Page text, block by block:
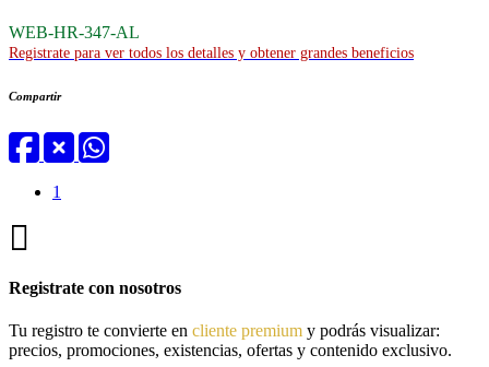
WEB-HR-347-AL
Registrate para ver todos los detalles y obtener grandes beneficios
Compartir
1
Registrate con nosotros
Tu registro te convierte en cliente premium y podrás visualizar:
precios, promociones, existencias, ofertas y contenido exclusivo.